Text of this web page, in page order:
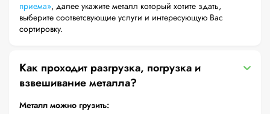
приема», далее укажите металл который хотите здать,
выберите соответсвующие услуги и интересующую Вас
сортировку.
Как проходит разгрузка, погрузка и
взвешивание металла?
Металл можно грузить: